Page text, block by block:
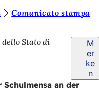
Comunicato stampa
Stato di
M
er
ke
n
an der